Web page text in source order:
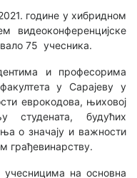
године у хибридном
видеоконференцијске
75 учесника.
и професорима
у Сарајеву у
еврокодова, њиховој
студената, будућих
о значају и важности
грађевинарству.
на основна